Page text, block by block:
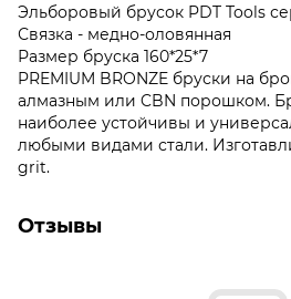
Эльборовый брусок PDT Tools
Связка - медно-оловянная
Размер бруска 160*25*7
PREMIUM BRONZE бруски на
алмазным или CBN порошком.
наиболее устойчивы и
любыми видами стали.
grit.
Отзывы